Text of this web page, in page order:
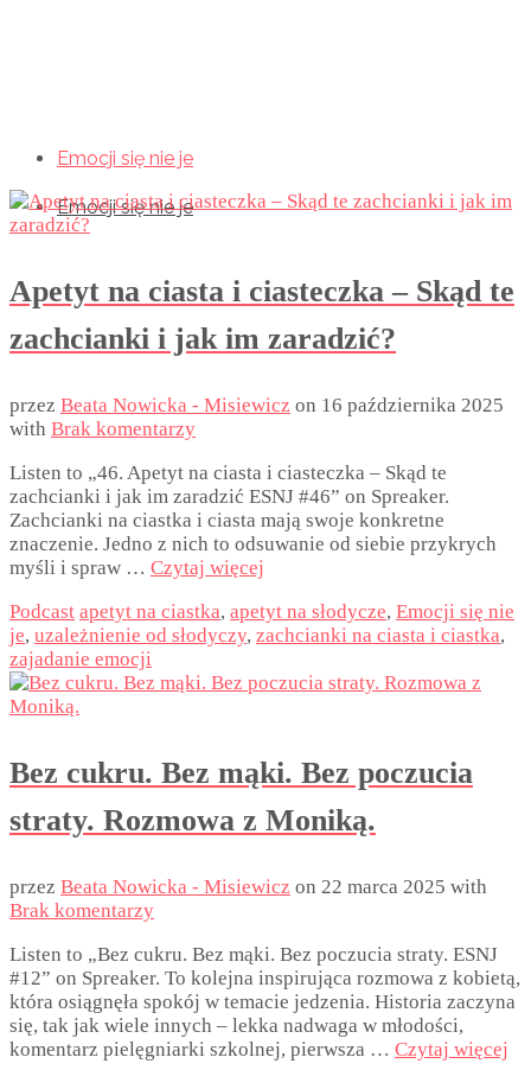
Emocji się nie je
Emocji się nie je
Apetyt na ciasta i ciasteczka – Skąd te
zachcianki i jak im zaradzić?
przez Beata Nowicka - Misiewicz on 16 października 2025
with Brak komentarzy
Listen to „46. Apetyt na ciasta i ciasteczka – Skąd te
zachcianki i jak im zaradzić ESNJ #46” on Spreaker.
Zachcianki na ciastka i ciasta mają swoje konkretne
znaczenie. Jedno z nich to odsuwanie od siebie przykrych
myśli i spraw … Czytaj więcej
Podcast apetyt na ciastka, apetyt na słodycze, Emocji się nie
je, uzależnienie od słodyczy, zachcianki na ciasta i ciastka,
zajadanie emocji
Bez cukru. Bez mąki. Bez poczucia
straty. Rozmowa z Moniką.
przez Beata Nowicka - Misiewicz on 22 marca 2025 with
Brak komentarzy
Listen to „Bez cukru. Bez mąki. Bez poczucia straty. ESNJ
#12” on Spreaker. To kolejna inspirująca rozmowa z kobietą,
która osiągnęła spokój w temacie jedzenia. Historia zaczyna
się, tak jak wiele innych – lekka nadwaga w młodości,
komentarz pielęgniarki szkolnej, pierwsza … Czytaj więcej